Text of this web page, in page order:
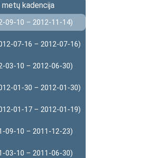
kadencija
09-10 – 2012-11-14)
07-16 – 2012-07-16)
03-10 – 2012-06-30)
01-30 – 2012-01-30)
01-17 – 2012-01-19)
09-10 – 2011-12-23)
03-10 – 2011-06-30)